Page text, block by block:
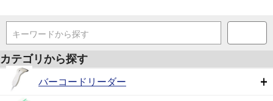
キーワードから探す
カテゴリから探す
バーコードリーダー